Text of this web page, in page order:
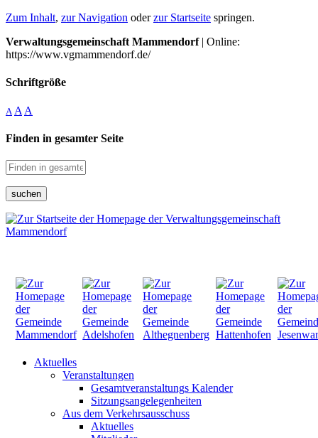
Zum Inhalt, zur Navigation oderzur Startseite springen.
Verwaltungsgemeinschaft Mammendorf| Online:
https://www.vgmammendorf.de/
Schriftgröße
A A A
Finden in gesamter Seite
suchen
Aktuelles
Veranstaltungen
Gesamtveranstaltungs Kalender
Sitzungsangelegenheiten
Aus dem Verkehrsausschuss
Aktuelles